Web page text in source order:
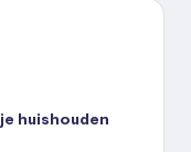
huishouden